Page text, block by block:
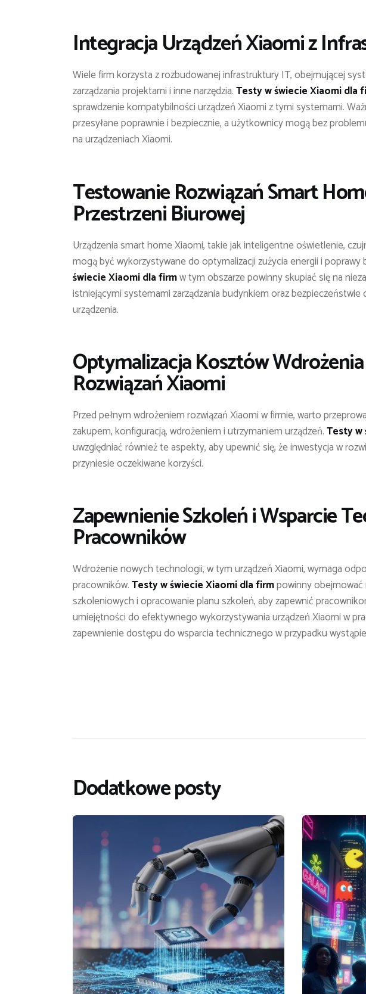
Integracja Urządzeń Xiaomi z
Wiele firm korzysta z rozbudowanej infrastruktury IT, obejmującej
zarządzania projektami i inne narzędzia.Testy w świecie Xiaomi dla
sprawdzenie kompatybilności urządzeń Xiaomi z tymi systemami.
przesyłane poprawnie i bezpiecznie, a użytkownicy mogą bez
na urządzeniach Xiaomi.
Testowanie Rozwiązań Smart
Przestrzeni Biurowej
Urządzenia smart home Xiaomi, takie jak inteligentne oświetlenie,
mogą być wykorzystywane do optymalizacji zużycia energii i poprawy
świecie Xiaomi dla firmw tym obszarze powinny skupiać się na
istniejącymi systemami zarządzania budynkiem oraz
urządzenia.
Optymalizacja Kosztów
Rozwiązań Xiaomi
Przed pełnym wdrożeniem rozwiązań Xiaomi w firmie, warto
zakupem, konfiguracją, wdrożeniem i utrzymaniem urządzeń.Testy w
uwzględniać również te aspekty, aby upewnić się, że inwestycja w
przyniesie oczekiwane korzyści.
Zapewnienie Szkoleń i Wsparcie
Pracowników
Wdrożenie nowych technologii, w tym urządzeń Xiaomi, wymaga
pracowników.Testy w świecie Xiaomi dla firmpowinny
szkoleniowych i opracowanie planu szkoleń, aby zapewnić
umiejętności do efektywnego wykorzystywania urządzeń Xiaomi w
zapewnienie dostępu do wsparcia technicznego w przypadku
Dodatkowe posty